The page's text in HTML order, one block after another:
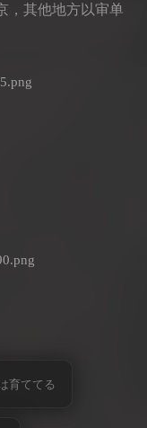
，其他地方以审单
育ててる